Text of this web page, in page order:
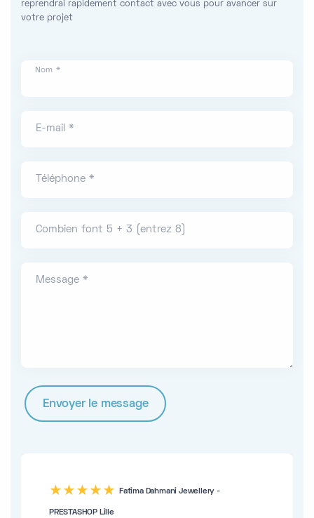
reprendrai rapidement contact avec vous pour avancer sur
votre projet
Nom *
E-mail *
Téléphone *
Combien font 5 + 3 (entrez 8)
Message *
five Fatima Dahmani Jewellery -
PRESTASHOP Lille